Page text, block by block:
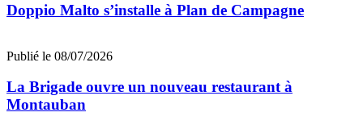
Doppio Malto s’installe à Plan de Campagne
Publié le 08/07/2026
La Brigade ouvre un nouveau restaurant à
Montauban